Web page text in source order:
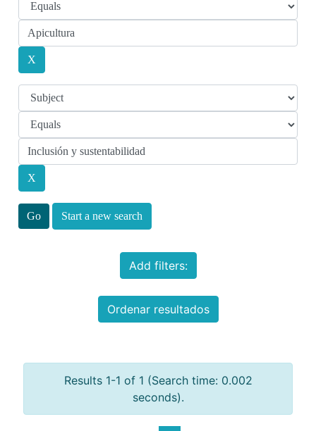
Start a new search
Add filters:
Ordenar resultados
Results 1-1 of 1 (Search time: 0.002
seconds).